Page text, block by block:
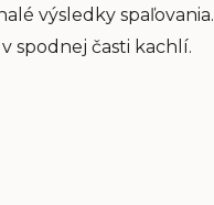
výsledky spaľovania.
spodnej časti kachlí.